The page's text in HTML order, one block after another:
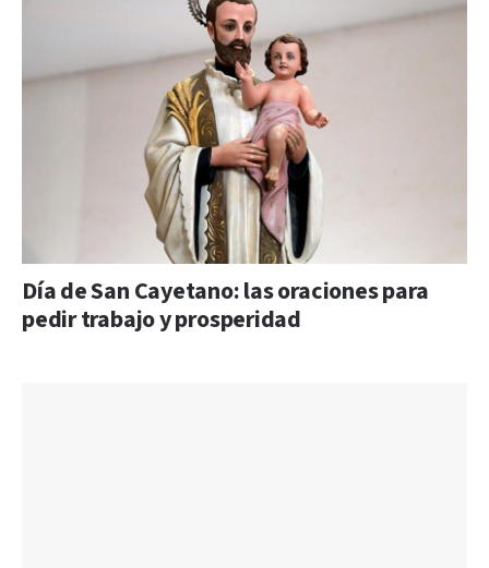
Día de San Cayetano: las oraciones para
pedir trabajo y prosperidad